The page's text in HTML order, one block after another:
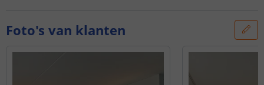
Foto's van klanten